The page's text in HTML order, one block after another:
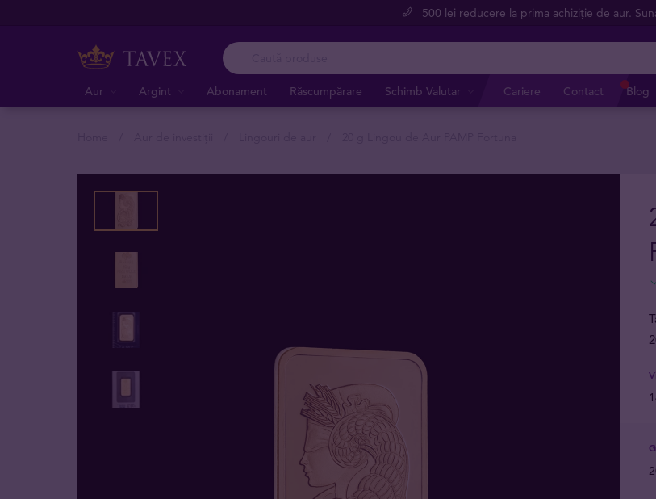
500 lei reducere la prima achiziție de aur.
Aur Argint Abonament Răscumpărare Schimb Valutar Cariere Contact Blog